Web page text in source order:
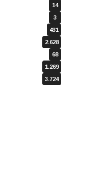
14
3
431
2.628
68
1.269
3.724